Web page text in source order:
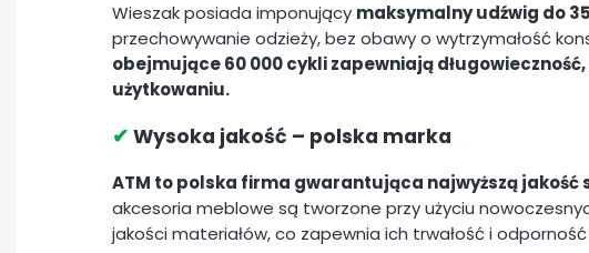
Wieszak posiada imponujący maksymalny udźwig do
przechowywanie odzieży, bez obawy o wytrzymałość
obejmujące 60 000 cykli zapewniają
użytkowaniu.
✔ Wysoka jakość – polska marka
ATM to polska firma gwarantująca najwyższą jakość
akcesoria meblowe są tworzone przy użyciu
jakości materiałów, co zapewnia ich trwałość i